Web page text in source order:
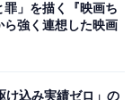
罪」を描く『映画ち
ら強く連想した映画
け込み実績ゼロ」の